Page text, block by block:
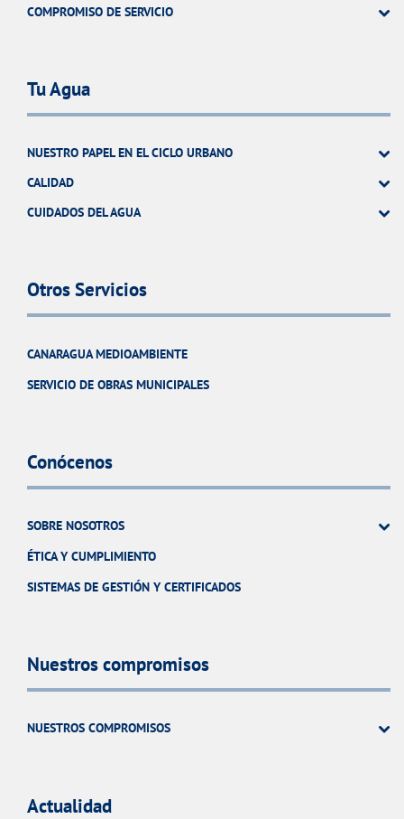
COMPROMISO DE SERVICIO
Tu Agua
NUESTRO PAPEL EN EL CICLO URBANO
CALIDAD
CUIDADOS DEL AGUA
Otros Servicios
CANARAGUA MEDIOAMBIENTE
SERVICIO DE OBRAS MUNICIPALES
Conócenos
SOBRE NOSOTROS
ÉTICA Y CUMPLIMIENTO
SISTEMAS DE GESTIÓN Y CERTIFICADOS
Nuestros compromisos
NUESTROS COMPROMISOS
Actualidad